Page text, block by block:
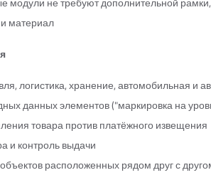
материал
логистика, хранение, автомобильная
данных элементов ("маркировка на
товара против платёжного извещения
и контроль выдачи
расположенных рядом друг с